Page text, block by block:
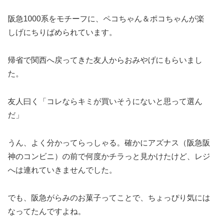
阪急1000系をモチーフに、ペコちゃん＆ポコちゃんが楽
しげにちりばめられています。
帰省で関西へ戻ってきた友人からおみやげにもらいまし
た。
友人曰く「コレならキミが買いそうにないと思って選ん
だ」
うん、よく分かってらっしゃる。確かにアズナス（阪急阪
神のコンビニ）の前で何度かチラっと見かけたけど、レジ
へは連れていきませんでした。
でも、阪急がらみのお菓子ってことで、ちょっぴり気には
なってたんですよね。